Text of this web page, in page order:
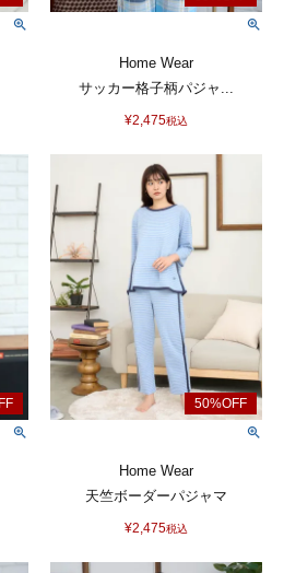
Home Wear
サッカー格子柄パジャ...
¥2,475税込
Home Wear
天竺ボーダーパジャマ
¥2,475税込